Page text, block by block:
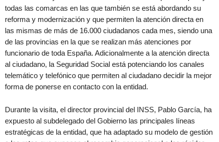
todas las comarcas en las que también se está abordando su
reforma y modernización y que permiten la atención directa en
las mismas de más de 16.000 ciudadanos cada mes, siendo una
de las provincias en la que se realizan más atenciones por
funcionario de toda España. Adicionalmente a la atención directa
al ciudadano, la Seguridad Social está potenciando los canales
telemático y telefónico que permiten al ciudadano decidir la mejor
forma de ponerse en contacto con la entidad.
Durante la visita, el director provincial del INSS, Pablo García, ha
expuesto al subdelegado del Gobierno las principales líneas
estratégicas de la entidad, que ha adaptado su modelo de gestión